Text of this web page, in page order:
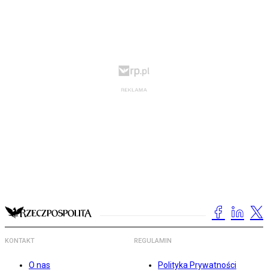
KONTAKT
O nas
REGULAMIN
Polityka Prywatności